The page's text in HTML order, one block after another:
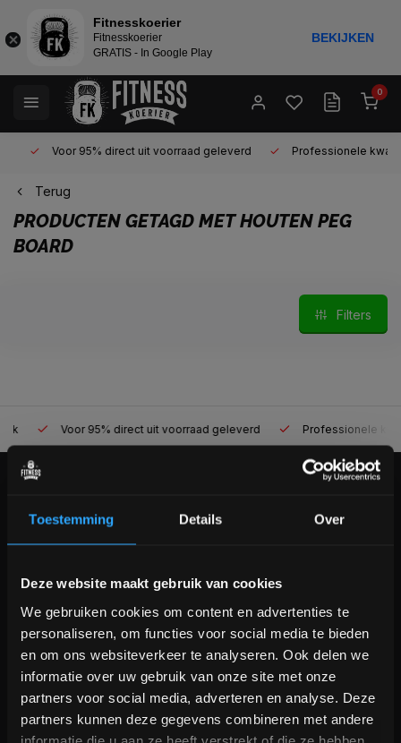
Toestemming Details Over
Deze website maakt gebruik van cookies
We gebruiken cookies om content en advertenties te
personaliseren, om functies voor social media te bieden
en om ons websiteverkeer te analyseren. Ook delen we
informatie over uw gebruik van onze site met onze
partners voor social media, adverteren en analyse. Deze
partners kunnen deze gegevens combineren met andere
informatie die u aan ze heeft verstrekt of die ze hebben
0
Voor 95% direct uit voorraad geleverd Professionele kwaliteit
Terug
PRODUCTEN GETAGD MET HOUTEN PEG
BOARD
Filters
Voor 95% direct uit voorraad geleverd Professionele
Veelgestelde vragen
+31 (0)24 645 1309
Bam! 5% korting op je volgende
Schrijf je in voor onze nieuwsbrief om op de hoogte te
blijven over onze nieuwe producten, deals en meer
interessante info. Ontvang 5% korting op je eerstvolgende
aankoop! 😀
Fitnesskoerier
Fitnesskoerier
GRATIS - In Google Play
BEKIJKEN